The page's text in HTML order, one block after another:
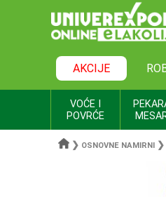
AKCIJE
VOĆE I
POVRĆE
❯ OSNOVNE NAMIRNI ❯